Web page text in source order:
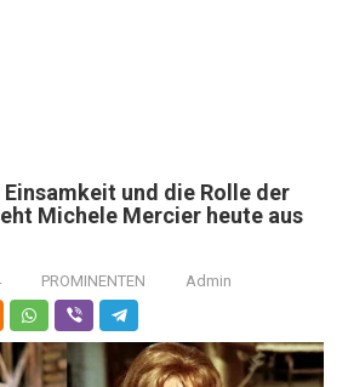
Einsamkeit und die Rolle der
Michele Mercier heute aus
PROMINENTEN Admin